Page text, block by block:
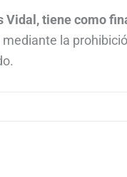
tiene como
la